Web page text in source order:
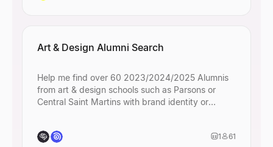
Art & Design Alumni Search
Help me find over 60 2023/2024/2025 Alumnis
from art & design schools such as Parsons or
Central Saint Martins with brand identity or
1 61